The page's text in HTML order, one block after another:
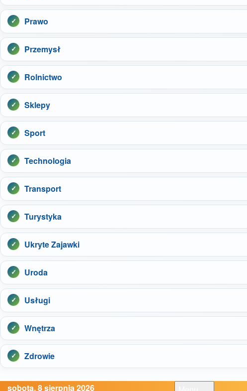
Prawo
Przemysł
Rolnictwo
Sklepy
Sport
Technologia
Transport
Turystyka
Ukryte Zajawki
Uroda
Usługi
Wnętrza
Zdrowie
sobota, 8 sierpnia 2026